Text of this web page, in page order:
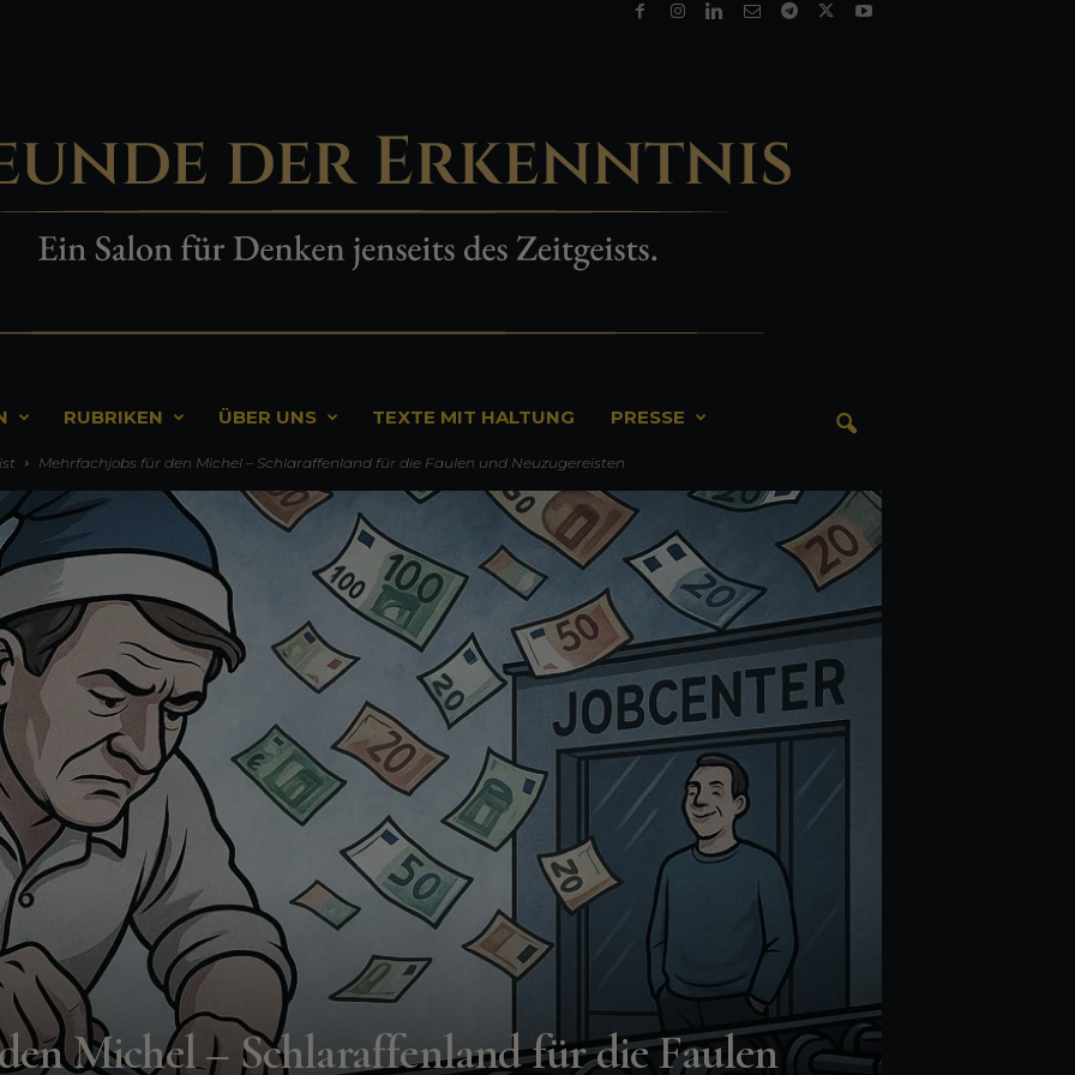
RUBRIKEN ÜBER UNS TEXTE MIT HALTUNG PRESSE
Mehrfachjobs für den Michel – Schlaraffenland für die Faulen und Neuzugereisten
Michel – Schlaraffenland für die Faulen